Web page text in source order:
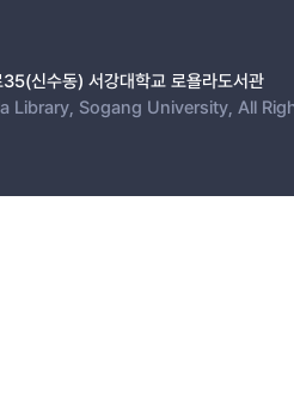
신수동) 서강대학교 로욜라도서관
Sogang University, All